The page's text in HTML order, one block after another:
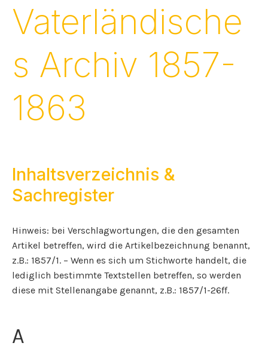
Vaterländische
s Archiv 1857-
1863
Inhaltsverzeichnis &
Sachregister
Hinweis: bei Verschlagwortungen, die den gesamten
Artikel betreffen, wird die Artikelbezeichnung benannt,
z.B.: 1857/1. – Wenn es sich um Stichworte handelt, die
lediglich bestimmte Textstellen betreffen, so werden
diese mit Stellenangabe genannt, z.B.: 1857/1-26ff.
A